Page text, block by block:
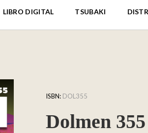
LIBRO DIGITAL TSUBAKI
ISBN: DOL355
Dolmen